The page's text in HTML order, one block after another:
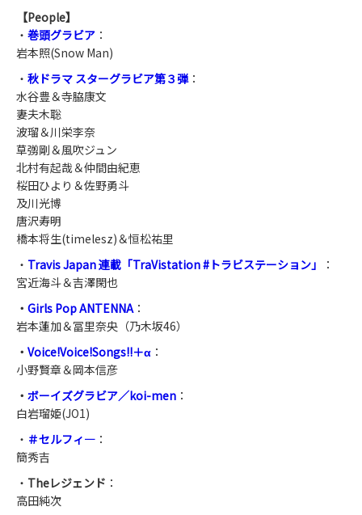
【People】
・ 巻頭グラビア ：
岩本照(Snow Man)
・ 秋ドラマ スターグラビア第３弾：
水谷豊＆寺脇康文
妻夫木聡
波瑠＆川栄李奈
草彅剛＆風吹ジュン
北村有起哉＆仲間由紀恵
桜田ひより＆佐野勇斗
及川光博
唐沢寿明
橋本将生(timelesz)＆恒松祐里
・ Travis Japan 連載「TraVistation #トラビステーション」
：
宮近海斗＆吉澤閑也
・ Girls Pop ANTENNA ：
岩本蓮加＆冨里奈央（乃木坂46）
・ Voice!Voice!Songs!!＋α ：
小野賢章＆岡本信彦
・ ボーイズグラビア／koi-men ：
白岩瑠姫(JO1)
・ ＃セルフィ― ：
簡秀吉
・ Theレジェンド ：
高田純次